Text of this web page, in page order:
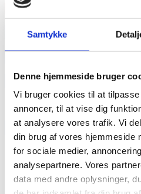
Samtykke
Denne hjemmeside bruger
Vi bruger cookies til at
annoncer, til at vise dig
at analysere vores trafik. Vi
din brug af vores hjemmeside
for sociale medier,
analysepartnere. Vores
data med andre oplysninger,
Læs mere
annonce
annonce
Like us
RAINBOW BUSINESS